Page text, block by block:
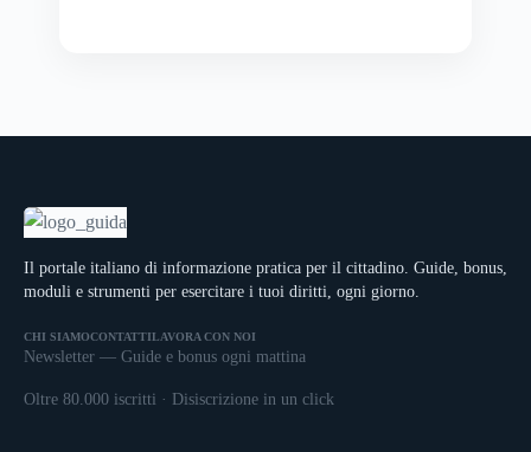
Il portale italiano di informazione pratica per il cittadino. Guide, bonus,
moduli e strumenti per esercitare i tuoi diritti, ogni giorno.
CHI SIAMOCONTATTI LAVORA CON NOI
Newsletter — Guide e bonus ogni mattina
Oltre 80.000 iscritti · Disiscrizione in un click